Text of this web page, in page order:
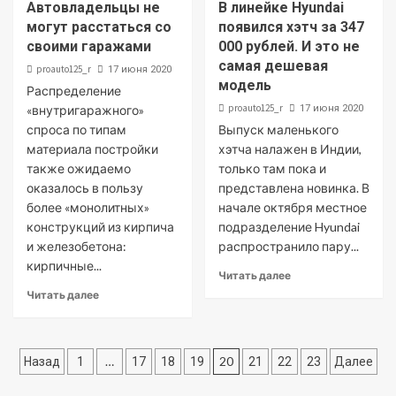
Автовладельцы не
могут расстаться со
своими гаражами
proauto125_r 17 июня 2020
Распределение
«внутригаражного»
спроса по типам
материала постройки
также ожидаемо
оказалось в пользу
более «монолитных»
конструкций из кирпича
и железобетона:
кирпичные...
Читать далее
В линейке Hyundai
появился хэтч за 347
000 рублей. И это не
самая дешевая
модель
proauto125_r 17 июня 2020
Выпуск маленького
хэтча налажен в Индии,
только там пока и
представлена новинка. В
начале октября местное
подразделение Hyundai
распространило пару...
Читать далее
Пагинация
Назад 1 … 17 18 19 20 21 22 23 Далее